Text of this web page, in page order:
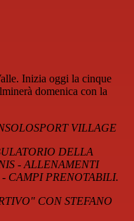
Inizia oggi la cinque
domenica con la
VILLAGE
DELLA
- ALLENAMENTI
CAMPI PRENOTABILI.
CON STEFANO